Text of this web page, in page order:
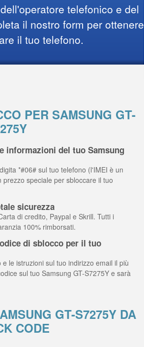
telefonico e del
il nostro form per ottenere
il tuo telefono.
PER SAMSUNG GT-
informazioni del tuo Samsung
*#06# sul tuo telefono (l'IMEI è un
speciale per sbloccare il tuo
sicurezza
di credito, Paypal e Skrill. Tutti i
100% rimborsati.
di sblocco per il tuo
le istruzioni sul tuo indirizzo email il più
sul tuo Samsung GT-S7275Y e sarà
GT-S7275Y DA
CODE